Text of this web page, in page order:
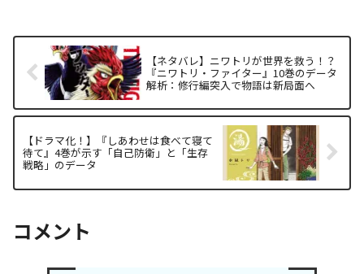
【ネタバレ】ニワトリが世界を救う！？
『ニワトリ・ファイター』10巻のデータ
解析：修行編突入で物語は新局面へ
【ドラマ化！】『しあわせは食べて寝て
待て』4巻が示す「自己防衛」と「生存
戦略」のデータ
コメント